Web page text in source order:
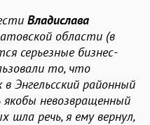
Владислава
области (в
серьезные бизнес-
то, что
Энгельсский районный
невозвращенный
шла речь, я ему вернул,